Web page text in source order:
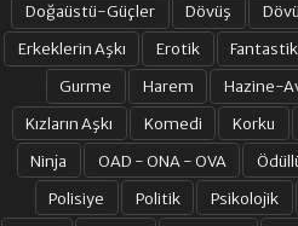
Doğaüstü-Güçler
Dövüş
Erkeklerin Aşkı
Erotik Fantastik
Gurme
Harem Hazine-
Kızların Aşkı
Komedi Korku
Ninja
OAD - ONA - OVA
Polisiye
Politik Psikolojik